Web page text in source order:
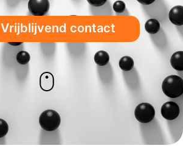
Vrijblijvend contact